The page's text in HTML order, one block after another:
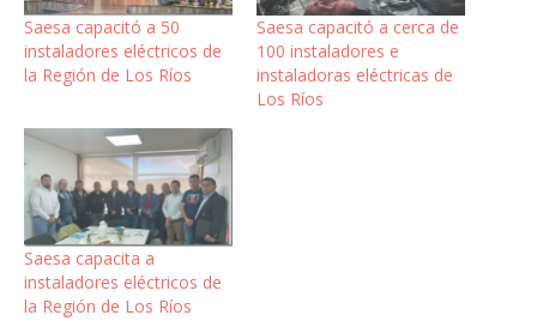
Saesa capacitó a 50
instaladores eléctricos de
la Región de Los Ríos
Saesa capacitó a cerca de
100 instaladores e
instaladoras eléctricas de
Los Ríos
Saesa capacita a
instaladores eléctricos de
la Región de Los Ríos